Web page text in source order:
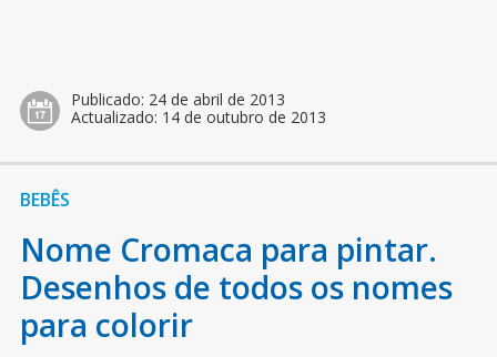
Publicado: 24 de abril de 2013
Actualizado: 14 de outubro de 2013
BEBÊS
Nome Cromaca para pintar.
Desenhos de todos os nomes
para colorir